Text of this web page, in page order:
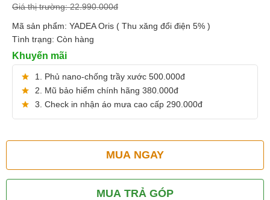
Giá thị trường:22.990.000đ
Mã sản phẩm: YADEA Oris ( Thu xăng đổi điện 5% )
Tình trạng: Còn hàng
Khuyến mãi
1. Phủ nano-chống trầy xước 500.000đ
2. Mũ bảo hiểm chính hãng 380.000đ
3. Check in nhận áo mưa cao cấp 290.000đ
MUA NGAY
MUA TRẢ GÓP